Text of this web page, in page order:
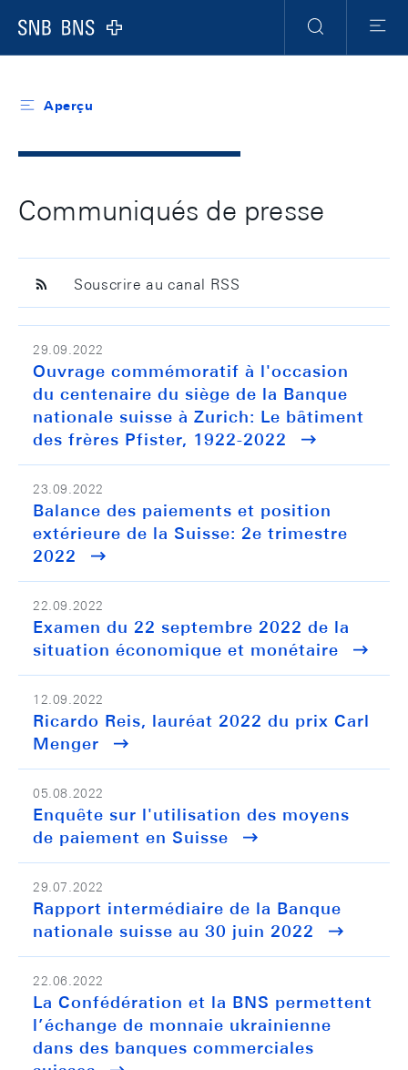
Logo
Navigation
RechercheMenu
Aperçu
Communiqués de presse
Souscrire au canal RSS
29.09.2022
Ouvrage commémoratif à l'occasion
du centenaire du siège de la Banque
nationale suisse à Zurich: Le bâtiment
des frères Pfister, 1922-2022
23.09.2022
Balance des paiements et position
extérieure de la Suisse: 2e trimestre
2022
22.09.2022
Examen du 22 septembre 2022 de la
situation économique et monétaire
12.09.2022
Ricardo Reis, lauréat 2022 du prix Carl
Menger
05.08.2022
Enquête sur l'utilisation des moyens
de paiement en Suisse
29.07.2022
Rapport intermédiaire de la Banque
nationale suisse au 30 juin 2022
22.06.2022
La Confédération et la BNS permettent
l’échange de monnaie ukrainienne
dans des banques commerciales